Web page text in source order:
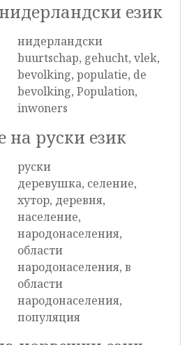
език
нидерландски
buurtschap, gehucht, vlek,
bevolking, populatie, de
bevolking, Population,
inwoners
на руски език
руски
деревушка, селение,
хутор, деревня,
население,
народонаселения,
области
народонаселения, в
области
народонаселения,
популяция